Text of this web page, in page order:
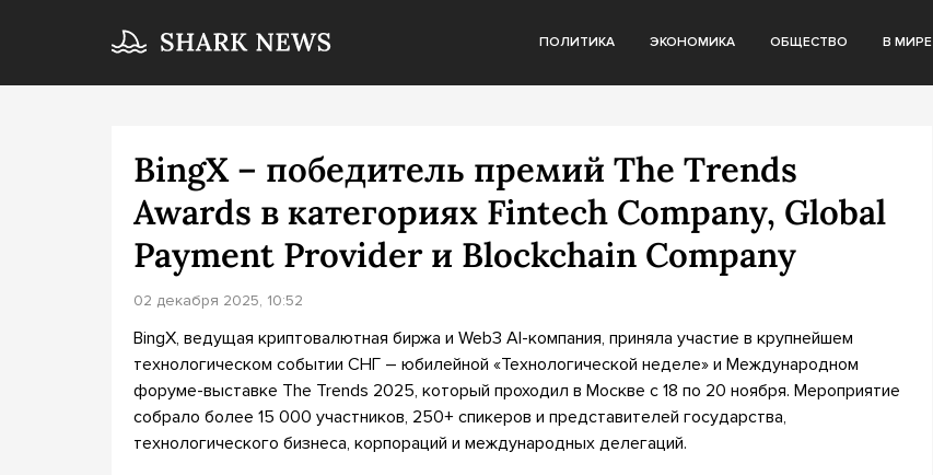
ПОЛИТИКА ЭКОНОМИКА ОБЩЕСТВО В МИРЕ
BingX – победитель премий The Trends
Awards в категориях Fintech Company, Global
Payment Provider и Blockchain Company
02 декабря 2025, 10:52
BingX, ведущая криптовалютная биржа и Web3 AI-компания, приняла участие в крупнейшем
технологическом событии СНГ – юбилейной «Технологической неделе» и Международном
форуме-выставке The Trends 2025, который проходил в Москве с 18 по 20 ноября. Мероприятие
собрало более 15 000 участников, 250+ спикеров и представителей государства,
технологического бизнеса, корпораций и международных делегаций.